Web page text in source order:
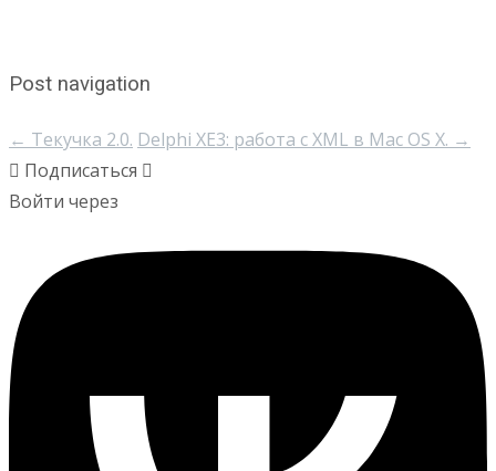
Post navigation
← Текучка 2.0. Delphi XE3: работа с XML в Mac OS X. →
Подписаться
Войти через